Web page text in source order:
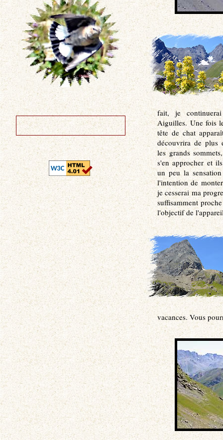
fait, je
Aiguilles. Une fois
tête de chat
découvrira de plus
les grands
s'en approcher et
un peu la
l'intention de
je cesserai ma
suffisamment
l'objectif de
vacances. Vous